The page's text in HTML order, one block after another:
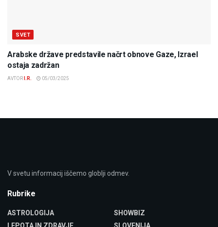
SVET
Arabske države predstavile načrt obnove Gaze, Izrael
ostaja zadržan
AVTOR I.R. 05/03/2025
V svetu informacij iščemo globlji odmev.
Rubrike
ASTROLOGIJA
SHOWBIZ